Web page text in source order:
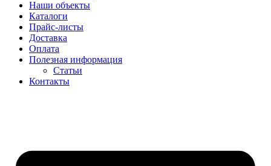
Наши объекты
Каталоги
Прайс-листы
Доставка
Оплата
Полезная информация
Статьи
Контакты